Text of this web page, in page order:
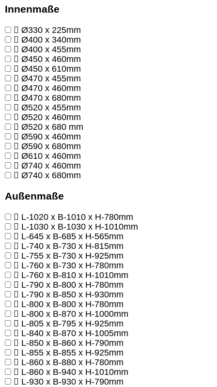
Innenmaße
Ø330 x 225mm
Ø400 x 340mm
Ø400 x 455mm
Ø450 x 460mm
Ø450 x 610mm
Ø470 x 455mm
Ø470 x 460mm
Ø470 x 680mm
Ø520 x 455mm
Ø520 x 460mm
Ø520 x 680 mm
Ø590 x 460mm
Ø590 x 680mm
Ø610 x 460mm
Ø740 x 460mm
Ø740 x 680mm
Außenmaße
L-1020 x B-1010 x H-780mm
L-1030 x B-1030 x H-1010mm
L-645 x B-685 x H-565mm
L-740 x B-730 x H-815mm
L-755 x B-730 x H-925mm
L-760 x B-730 x H-780mm
L-760 x B-810 x H-1010mm
L-790 x B-800 x H-780mm
L-790 x B-850 x H-930mm
L-800 x B-800 x H-780mm
L-800 x B-870 x H-1000mm
L-805 x B-795 x H-925mm
L-840 x B-870 x H-1005mm
L-850 x B-860 x H-790mm
L-855 x B-855 x H-925mm
L-860 x B-880 x H-780mm
L-860 x B-940 x H-1010mm
L-930 x B-930 x H-790mm